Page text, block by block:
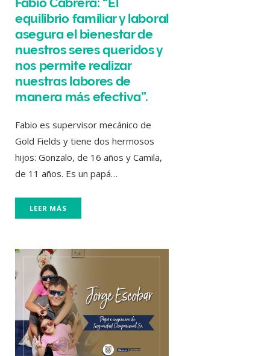
equilibrio familiar y laboral
asegura el bienestar de
nuestros seres queridos y
nos permite realizar
nuestras labores de
manera más efectiva”.
Fabio es supervisor mecánico de
Gold Fields y tiene dos hermosos
hijos: Gonzalo, de 16 años y Camila,
de 11 años. Es un papá…
LEER MÁS